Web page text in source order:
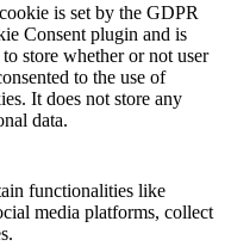
is set by the GDPR
Consent plugin and is
to store whether or not user
to the use of
It does not store any
data.
functionalities like
media platforms, collect